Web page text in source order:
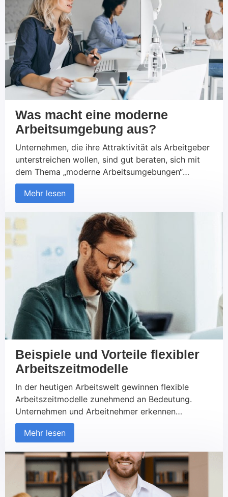
B2C- als auch den B2B-Bereich. Aber was macht
das Recruiting über Soziale Medien so erfolgreich
und worauf sollte geachtet werden?
Was macht eine moderne
Arbeitsumgebung aus?
Unternehmen, die ihre Attraktivität als Arbeitgeber
unterstreichen wollen, sind gut beraten, sich mit
dem Thema „moderne Arbeitsumgebungen“
auseinanderzusetzen. Büroräume, Hallen und
Produktionsstätten stellen immerhin in gewisser
Unternehmenskultur dar. Sie unterstreichen die
Wertschätzung des Betriebs ihren Mitarbeitern
gegenüber, können jedoch auch deren Motivation
unterstützen. Kurz: Es gibt viele Gründe, […]
Mehr lesen
Beispiele und Vorteile flexibler
Arbeitszeitmodelle
In der heutigen Arbeitswelt gewinnen flexible
Arbeitszeitmodelle zunehmend an Bedeutung.
Unternehmen und Arbeitnehmer erkennen
gleichermaßen die Vorteile von individuell
angepassten Arbeitszeiten, die nicht nur die Work-
Produktivität und Zufriedenheit steigern können. In
diesem Beitrag werfen wir einen Blick auf
verschiedene Beispiele flexibler Arbeitszeitmodelle
Mehr lesen